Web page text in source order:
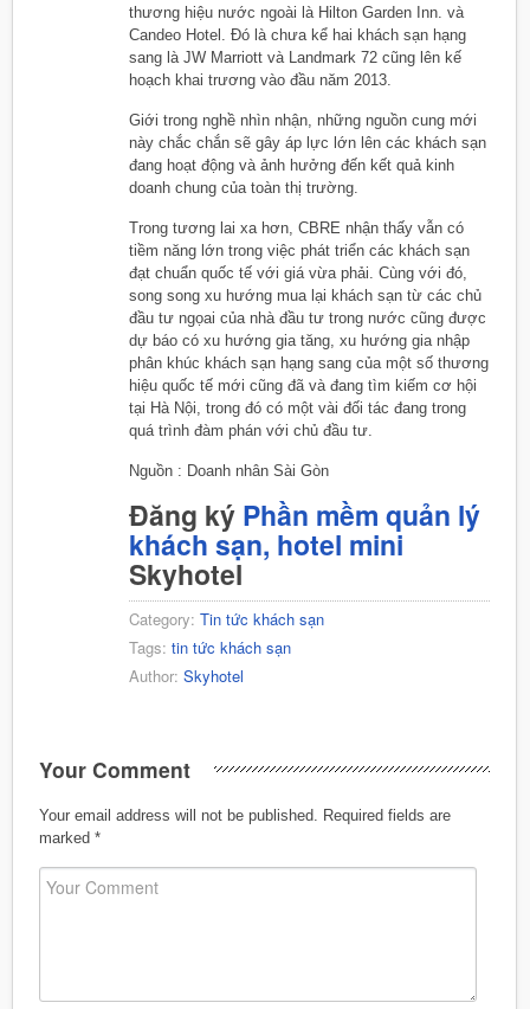
thương hiệu nước ngoài là Hilton Garden Inn. và
Candeo Hotel. Đó là chưa kể hai khách sạn hạng
sang là JW Marriott và Landmark 72 cũng lên kế
hoạch khai trương vào đầu năm 2013.
Giới trong nghề nhìn nhận, những nguồn cung mới
này chắc chắn sẽ gây áp lực lớn lên các khách sạn
đang hoạt động và ảnh hưởng đến kết quả kinh
doanh chung của toàn thị trường.
Trong tương lai xa hơn, CBRE nhận thấy vẫn có
tiềm năng lớn trong việc phát triển các khách sạn
đạt chuẩn quốc tế với giá vừa phải. Cùng với đó,
song song xu hướng mua lại khách sạn từ các chủ
đầu tư ngọai của nhà đầu tư trong nước cũng được
dự báo có xu hướng gia tăng, xu hướng gia nhập
phân khúc khách sạn hạng sang của một số thương
hiệu quốc tế mới cũng đã và đang tìm kiếm cơ hội
tại Hà Nội, trong đó có một vài đối tác đang trong
quá trình đàm phán với chủ đầu tư.
Nguồn : Doanh nhân Sài Gòn
Đăng ký Phần mềm quản lý
khách sạn, hotel mini
Skyhotel
Category: Tin tức khách sạn
Tags: tin tức khách sạn
Author: Skyhotel
Your Comment
Your email address will not be published.
Required fields are
marked *